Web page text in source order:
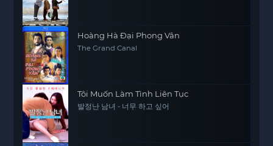
Hoàng Hà Đại Phong Vân
The Grand Canal
Tôi Muốn Làm Tình Liên Tục
발정난 남녀 - 너무 하고 싶어